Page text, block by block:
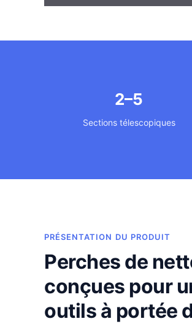
2–5
Sections télescopiques
PRÉSENTATION DU PRODUIT
Perches de
conçues pour
outils à portée